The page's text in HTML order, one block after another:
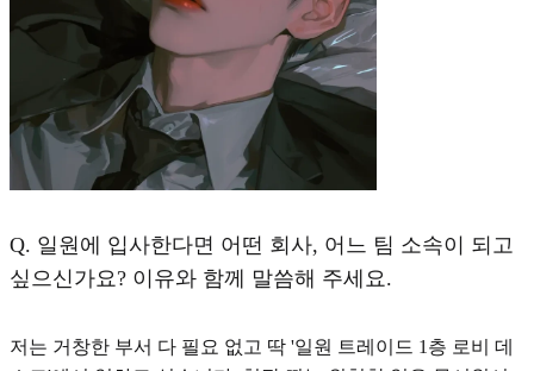
Q. 일원에 입사한다면 어떤 회사, 어느 팀 소속이 되고
싶으신가요? 이유와 함께 말씀해 주세요.
저는 거창한 부서 다 필요 없고 딱 '일원 트레이드 1층 로비 데